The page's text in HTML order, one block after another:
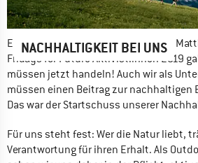
NACHHALTIGKEIT BEI UNS
Ein Treffen unserer Geschäftsführer
Fridays for Future Aktivist:innen 2019
müssen jetzt handeln! Auch wir als
müssen einen Beitrag zur
Das war der Startschuss unserer
Für uns steht fest: Wer die Natur liebt,
Verantwortung für ihren Erhalt. Als